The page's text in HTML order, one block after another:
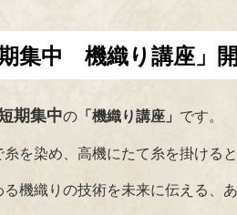
期集中 機織り講座」
期集中の 「機織り講座」 です。
を染め、高機にたて糸を掛ける
る機織りの技術を未来に伝える、